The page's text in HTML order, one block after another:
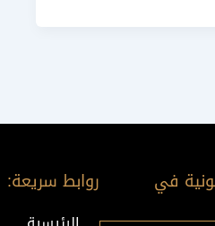
في
روابط سريعة: